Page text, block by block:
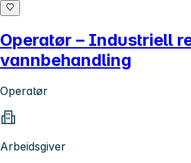
Operatør – Industriell
vannbehandling
Operatør
Arbeidsgiver